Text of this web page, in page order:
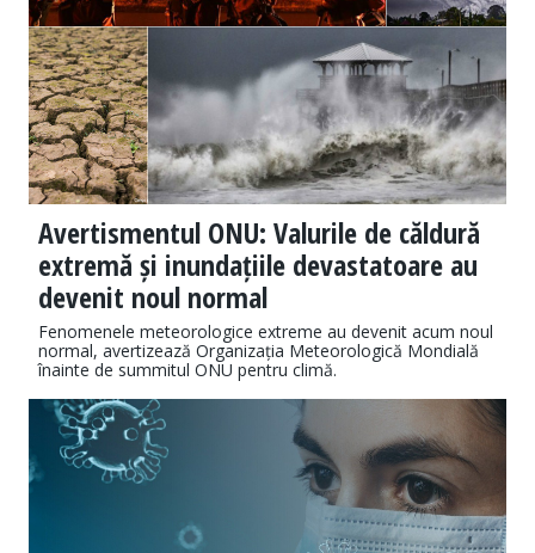
Avertismentul ONU: Valurile de căldură
extremă și inundațiile devastatoare au
devenit noul normal
Fenomenele meteorologice extreme au devenit acum noul
normal, avertizează Organizația Meteorologică Mondială
înainte de summitul ONU pentru climă.